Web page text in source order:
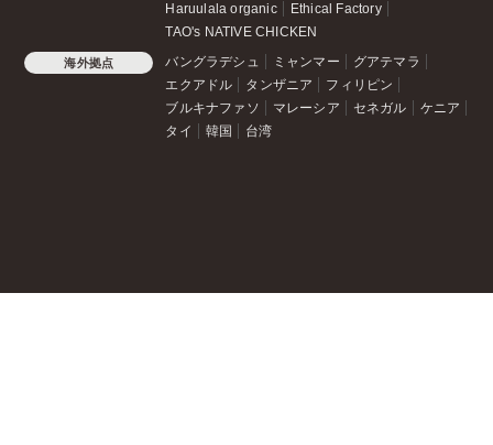
Haruulala organic
Ethical Factory
TAO's NATIVE CHICKEN
海外拠点 バングラデシュ ミャンマー
グアテマラ
エクアドル
タンザニア
フィリピン
ブルキナファソ
マレーシア セネガル
ケニア
タイ
韓国 台湾